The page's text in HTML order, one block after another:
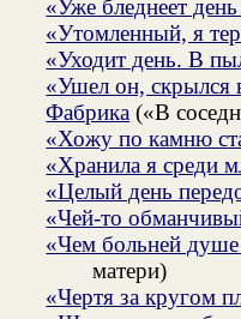
«Уже бледнеет
«Утомленный, я
«Уходит день. В
«Ушел он, скрылся
Фабрика («В
«Хожу по камню
«Хранила я среди
«Целый день
«Чей-то
«Чем больней
матери)
«Чертя за кругом